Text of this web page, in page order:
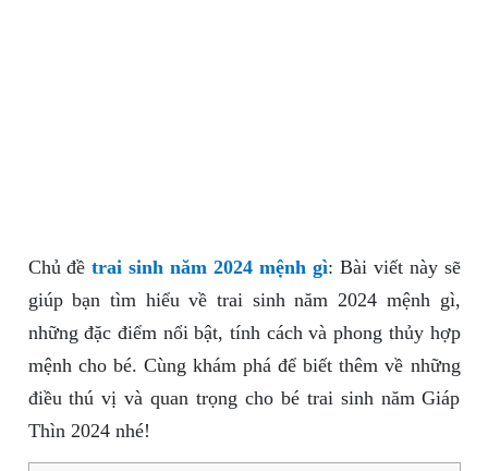
Chủ đềtrai sinh năm 2024 mệnh gì: Bài viết này sẽ
giúp bạn tìm hiểu về trai sinh năm 2024 mệnh gì,
những đặc điểm nổi bật, tính cách và phong thủy hợp
mệnh cho bé. Cùng khám phá để biết thêm về những
điều thú vị và quan trọng cho bé trai sinh năm Giáp
Thìn 2024 nhé!